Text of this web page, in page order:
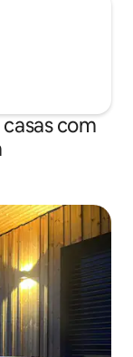
com